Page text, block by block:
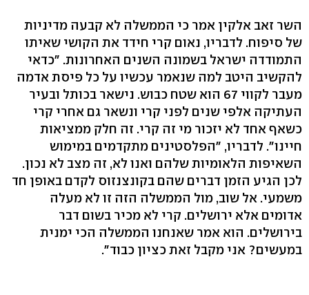
השר זאב אלקין אמר כי הממשלה לא קבעה מדיניות
של סיפוח. לדבריו, נאום קרי חידד את הקושי שאיתו
התמודדה ישראל בשמונה השנים האחרונות. "כדאי
להקשיב היטב למה שנאמר עכשיו על כל פיסת אדמה
מעבר לקווי 67 הוא שטח כבוש. נישאר בכותל ובעיר
העתיקה אלפי שנים לפני קרי ונשאר גם אחרי קרי
כשאף אחד לא יזכור מי זה קרי. זה חלק ממציאות
חיינו". לדבריו, "הפלסטינים מתקדמים במימוש
השאיפות הלאומיות שלהם ואנו לא, זה מצב לא נכון.
לכן הגיע הזמן דברים שהם בקונצנזוס לקדם באופן חד
משמעי. אל שוב, מול הממשלה הזה זו לא מעלה
אדומים אלא ירושלים. קרי לא מכיר בשום דבר
בירושלים. הוא אמר שאנחנו הממשלה הכי ימנית
במעשים? אני מקבל זאת כציון כבוד".